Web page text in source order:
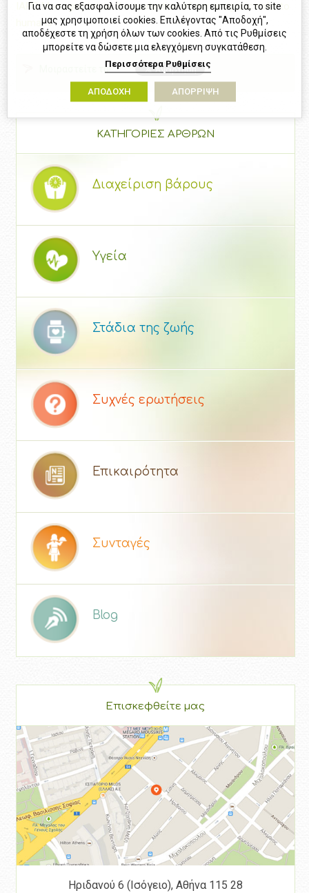
IARC Monographs on the evaluation of carcinogenic risks to
humans
Μοιραστείτε το!
ΚΑΤΗΓΟΡΙΕΣ ΑΡΘΡΩΝ
Διαχείριση βάρους
Υγεία
Στάδια της ζωής
Συχνές ερωτήσεις
Επικαιρότητα
Συνταγές
Blog
Επισκεφθείτε μας
Ηριδανού 6 (Ισόγειο), Αθήνα 115 28
Για να σας εξασφαλίσουμε την καλύτερη εμπειρία, το site
μας χρησιμοποιεί cookies. Επιλέγοντας "Αποδοχή",
αποδέχεστε τη χρήση όλων των cookies. Από τις Ρυθμίσεις
μπορείτε να δώσετε μια ελεγχόμενη συγκατάθεση.
Περισσότερα Ρυθμίσεις
ΑΠΟΔΟΧΗ ΑΠΟΡΡΙΨΗ